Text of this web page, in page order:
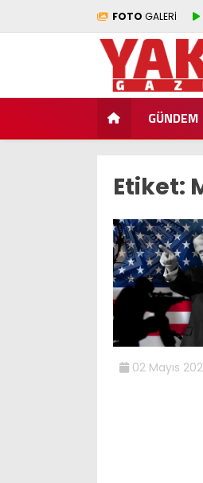
FOTO GALERİ
GÜNDEM
Etiket:
02 Mayıs